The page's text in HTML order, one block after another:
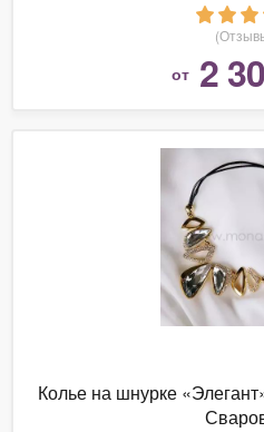
от 2
Колье на шнурке